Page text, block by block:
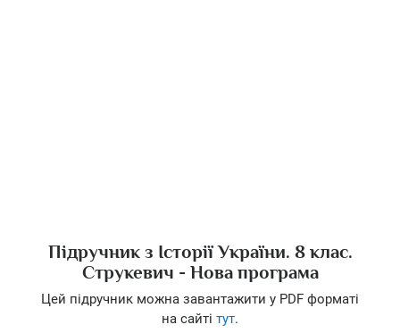
Підручник з Історії України. 8 клас.
Струкевич - Нова програма
Цей підручник можна завантажити у PDF форматі
на сайті тут.